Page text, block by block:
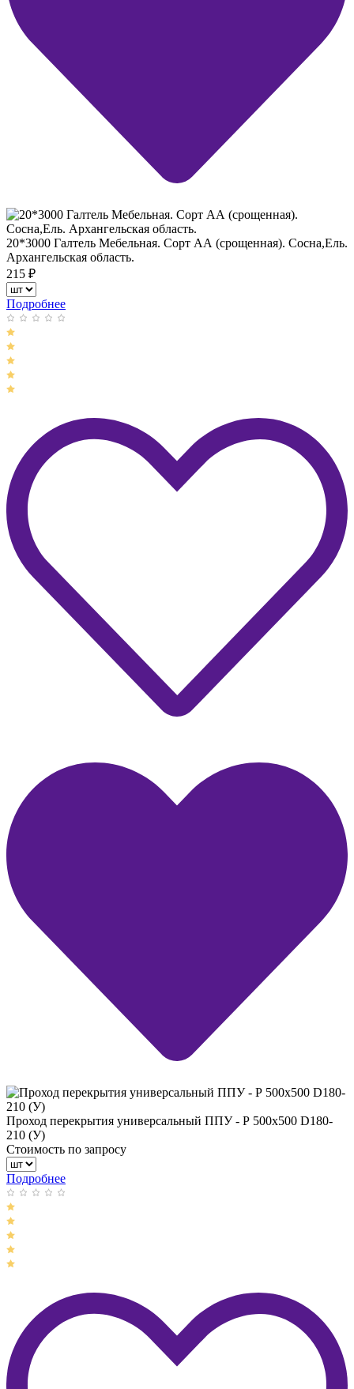
20*3000 Галтель Мебельная. Сорт АА (срощенная). Сосна,Ель.
Архангельская область.
215 ₽
Подробнее
Проход перекрытия универсальный ППУ - Р 500х500 D180-
210 (У)
Стоимость по запросу
Подробнее